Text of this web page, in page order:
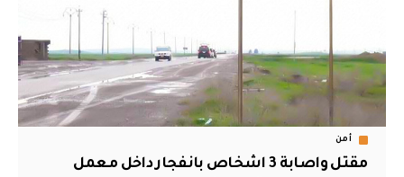
أمن
مقتل واصابة 3 اشخاص بانفجار داخل معمل